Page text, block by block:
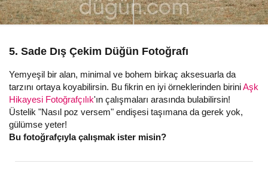
5. Sade Dış Çekim Düğün Fotoğrafı
Yemyeşil bir alan, minimal ve bohem birkaç aksesuarla da
tarzını ortaya koyabilirsin. Bu fikrin en iyi örneklerinden biriniAşk
Hikayesi Fotoğrafçılık'ın çalışmaları arasında bulabilirsin!
Üstelik "Nasıl poz versem" endişesi taşımana da gerek yok,
gülümse yeter!
Bu fotoğrafçıyla çalışmak ister misin?